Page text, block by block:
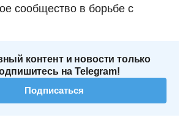
сообщество в борьбе с
контент и новости только
на Telegram!
Подписаться